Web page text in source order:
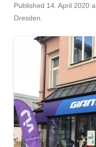
Published 14. April 2020
Dresden.